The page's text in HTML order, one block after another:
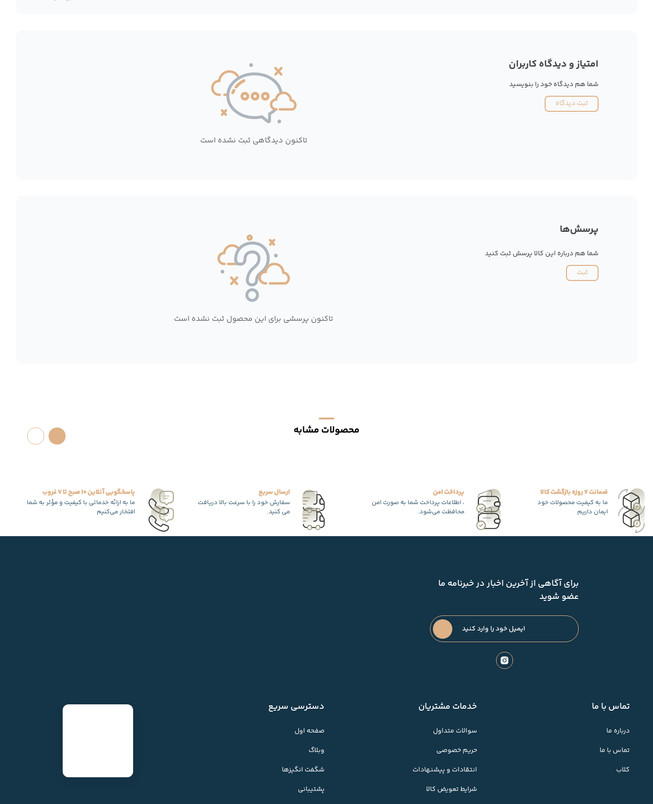
امتیاز و دیدگاه کاربران
شما هم دیدگاه خود را بنویسید
ثبت دیدگاه
تاکنون دیدگاهی ثبت نشده است
پرسش‌ها
شما هم درباره این کالا پرسش ثبت کنید
ثبت
تاکنون پرسشی برای این محصول ثبت نشده است
محصولات مشابه
ضمانت 7 روزه بازگشت کالا
ما به کیفیت محصولات خود
ایمان داریم
پرداخت امن
، اطلاعات پرداخت شما به صورت امن
محافظت می‌شود.
ارسال سریع
سفارش خود را با سرعت بالا دریافت
می کنید.
پاسخگویی آنلاین 10 صبح تا 7 غروب
ما به ارائه خدماتی با کیفیت و مؤثر به شما
افتخار می‌کنیم
برای آگاهی از آخرین اخبار در خبرنامه ما
عضو شوید
تماس با ما
درباره ما
تماس با ما
کلاب
خدمات مشتریان
سوالات متداول
حریم خصوصی
انتقادات و پیشنهادات
شرایط تعویض کالا
دسترسی سریع
صفحه اول
وبلاگ
شگفت انگیزها
پشتیبانی